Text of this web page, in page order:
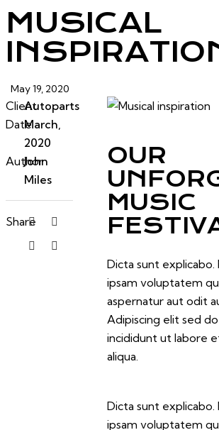
MUSICAL
May 19, 2020
ClientAutoparts
DateMarch,
2020
Author
John
Miles
Share
OUR
MUSIC
Dicta sunt
ipsam voluptatem
aspernatur aut odit
Adipiscing elit sed
incididunt ut labore
aliqua.
Dicta sunt
ipsam voluptatem